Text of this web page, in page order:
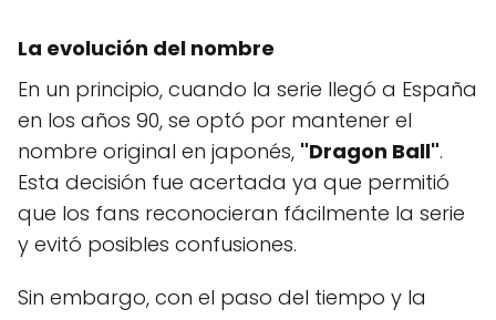
La evolución del nombre
En un principio, cuando la serie llegó a España
en los años 90, se optó por mantener el
nombre original en japonés, "Dragon Ball".
Esta decisión fue acertada ya que permitió
que los fans reconocieran fácilmente la serie
y evitó posibles confusiones.
Sin embargo, con el paso del tiempo y la